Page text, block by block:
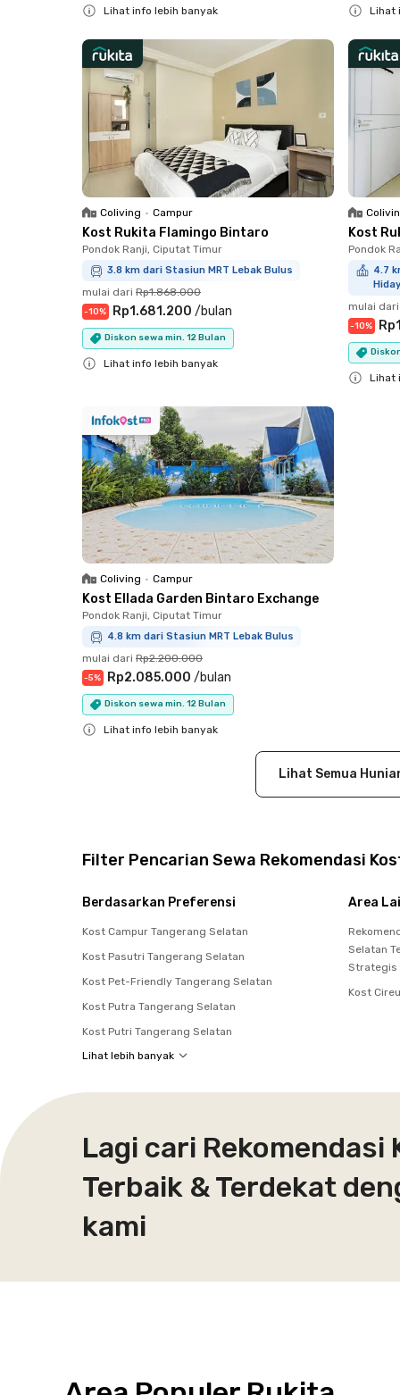
Lihat info lebih banyak Lihat
Coliving • Campur
Kost Rukita Flamingo Bintaro
Pondok Ranji, Ciputat Timur
3.8 km dari Stasiun MRT Lebak Bulus
mulai dari Rp1.868.000
-10% Rp1.681.200 /bulan
Diskon sewa min. 12 Bulan
Lihat info lebih banyak
Kost
Pondok
4.7
mulai dari
-10%
Lihat
Coliving • Campur
Kost Ellada Garden Bintaro Exchange
Pondok Ranji, Ciputat Timur
4.8 km dari Stasiun MRT Lebak Bulus
mulai dari Rp2.200.000
-5% Rp2.085.000 /bulan
Diskon sewa min. 12 Bulan
Lihat info lebih banyak
Lihat Semua
Filter Pencarian Sewa Rekomendasi
Berdasarkan Preferensi
Kost Campur Tangerang Selatan
Kost Pasutri Tangerang Selatan
Kost Pet-Friendly Tangerang Selatan
Kost Putra Tangerang Selatan
Kost Putri Tangerang Selatan
Lihat lebih banyak
Area
Selatan
Strategis
Kost
Lagi cari Rekomendasi
Terbaik & Terdekat
kami